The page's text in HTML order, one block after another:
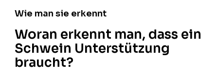
Wie man sie erkennt
Woran erkennt man, dass ein
Schwein Unterstützung
braucht?